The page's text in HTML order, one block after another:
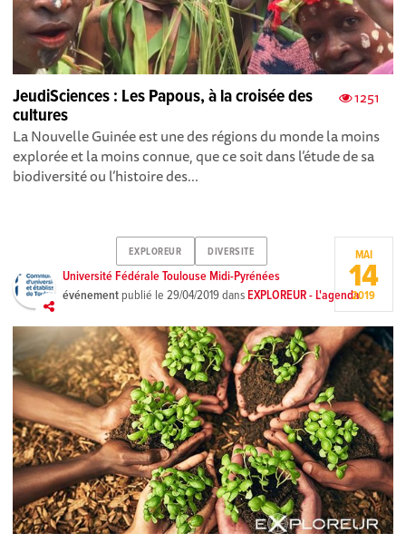
1251
JeudiSciences : Les Papous, à la croisée des
cultures
La Nouvelle Guinée est une des régions du monde la moins
explorée et la moins connue, que ce soit dans l’étude de sa
biodiversité ou l’histoire des...
EXPLOREUR DIVERSITE
Université Fédérale Toulouse Midi-Pyrénées
événement publié le29/04/2019dansEXPLOREUR - L'agenda
MAI
14
2019